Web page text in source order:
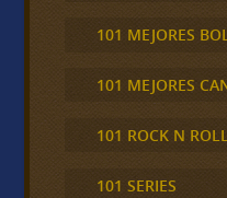
101 MEJORES
101 MEJORES
101 ROCK N
101 SERIES